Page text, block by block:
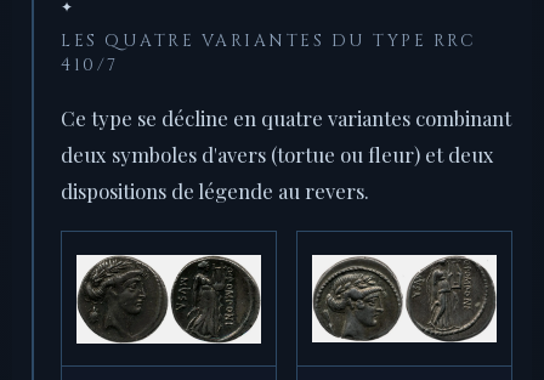
✦
LES QUATRE VARIANTES DU TYPE RRC
410/7
Ce type se décline en quatre variantes combinant
deux symboles d'avers (tortue ou fleur) et deux
dispositions de légende au revers.